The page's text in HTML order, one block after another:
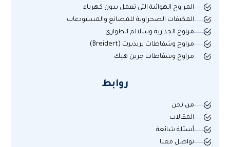
المراوح الهوائية التي تعمل بدون كهرباء
المكيفات الصحراوية للمصانع والمستودعات
مراوح الجدارية وسلالم الطوارئ
مراوح وشفاطات بريديرت (Breidert)
مراوح وشفاطات جرين هيك
روابط
من نحن
المقالات
أسئلة شائعة
تواصل معنا